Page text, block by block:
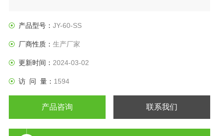
产品型号： JY-60-SS
厂商性质： 生产厂家
更新时间： 2024-03-02
访 问 量： 1594
产品咨询 联系我们